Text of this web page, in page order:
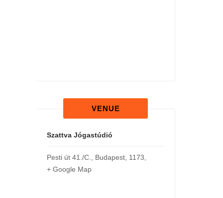
VENUE
Szattva Jógastúdió
Pesti út 41./C. Budapest, 1173
+ Google Map